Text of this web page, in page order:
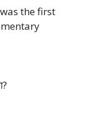
the first